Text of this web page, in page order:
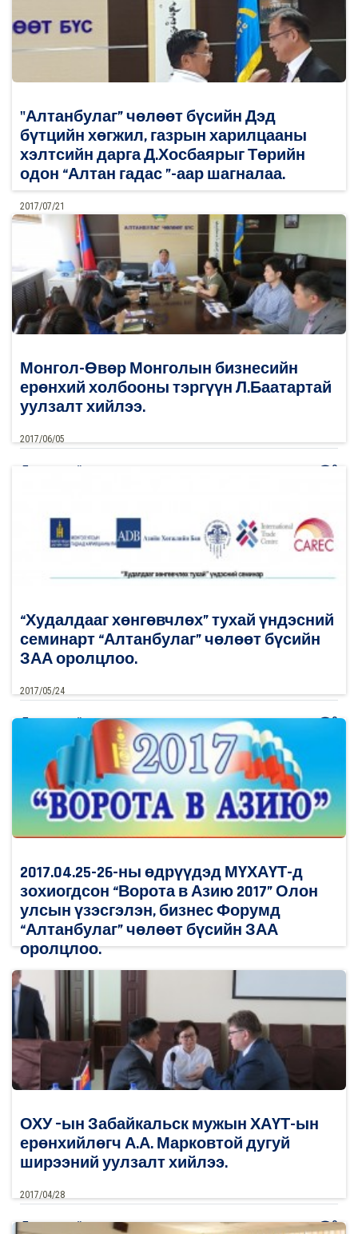
"Алтанбулаг” чөлөөт бүсийн Дэд
бүтцийн хөгжил, газрын харилцааны
хэлтсийн дарга Д.Хосбаярыг Төрийн
одон “Алтан гадас ”-аар шагналаа.
2017/07/21
Дэлгэрэнгүй
Монгол-Өвөр Монголын бизнесийн
ерөнхий холбооны тэргүүн Л.Баатартай
уулзалт хийлээ.
2017/06/05
Дэлгэрэнгүй 0
“Худалдааг хөнгөвчлөх” тухай үндэсний
семинарт “Алтанбулаг” чөлөөт бүсийн
ЗАА оролцлоо.
2017/05/24
Дэлгэрэнгүй 0
2017.04.25-26-ны өдрүүдэд МҮХАҮТ-д
зохиогдсон “Ворота в Азию 2017” Олон
улсын үзэсгэлэн, бизнес Форумд
“Алтанбулаг” чөлөөт бүсийн ЗАА
оролцлоо.
2017/04/28
Дэлгэрэнгүй
ОХУ –ын Забайкальск мужын ХАҮТ-ын
ерөнхийлөгч А.А. Марковтой дугуй
ширээний уулзалт хийлээ.
2017/04/28
Дэлгэрэнгүй 0